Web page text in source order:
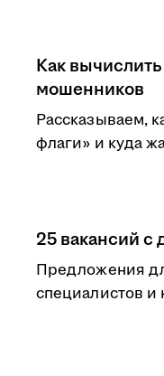
Как
мошенников
Рассказываем,
флаги» и куда
25 вакансий с
Предложения
специалистов и